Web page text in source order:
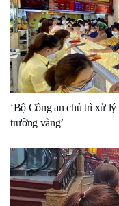
‘Bộ Công an chủ trì xử
trường vàng’